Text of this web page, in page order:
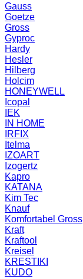
Gauss
Goetze
Gross
Gyproc
Hardy
Hesler
Hilberg
Holcim
HONEYWELL
Icopal
IEK
IN HOME
IRFIX
Itelma
IZOART
Izogertz
Kapro
KATANA
Kim Tec
Knauf
Komfortabel Gross
Kraft
Kraftool
Kreisel
KRESTIKI
KUDO